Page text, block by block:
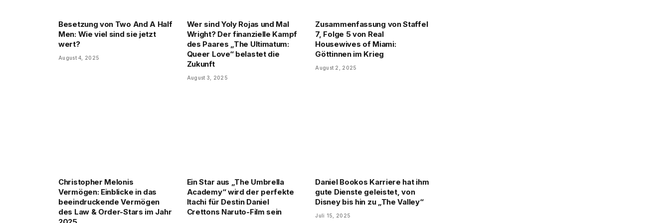
Besetzung von Two And A Half
Men: Wie viel sind sie jetzt
wert?
August 4, 2025
Wer sind Yoly Rojas und Mal
Wright? Der finanzielle Kampf
des Paares „The Ultimatum:
Queer Love“ belastet die
Zukunft
August 3, 2025
Zusammenfassung von Staffel
7, Folge 5 von Real
Housewives of Miami:
Göttinnen im Krieg
August 2, 2025
Christopher Melonis
Vermögen: Einblicke in das
beeindruckende Vermögen
des Law & Order-Stars im Jahr
Ein Star aus „The Umbrella
Academy“ wird der perfekte
Itachi für Destin Daniel
Crettons Naruto-Film sein
Daniel Bookos Karriere hat ihm
gute Dienste geleistet, von
Disney bis hin zu „The Valley“
Juli 15, 2025